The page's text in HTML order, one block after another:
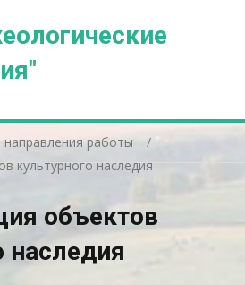
работы
культурного наследия
объектов
наследия